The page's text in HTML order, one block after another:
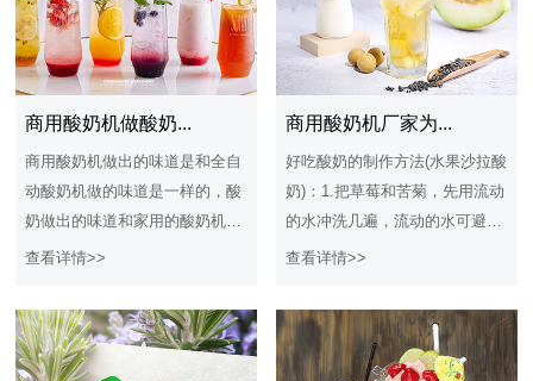
商用酸奶机做酸奶...
商用酸奶机做出的味道是和全自
动酸奶机做的味道是一样的，酸
奶做出的味道和家用的酸奶机做
出的味道是一样的，这就解决了
知道酸奶怎么做才好吃，其实做
酸奶的方式是大同小异的，只是
制作的材质不一样而已，酸奶在
查看详情>>
商用酸奶机厂家为...
好吃酸奶的制作方法(水果沙拉酸
奶)：1.把草莓和苦菊，先用流动
的水冲洗几遍，流动的水可避免
残留的农药渗入草莓和苦菊内.2.
放入少许盐，用淡盐水浸泡5分
钟，可杀灭苦菊和草莓表面残留
的有害微生物.3.苹果去皮洗净，
查看详情>>